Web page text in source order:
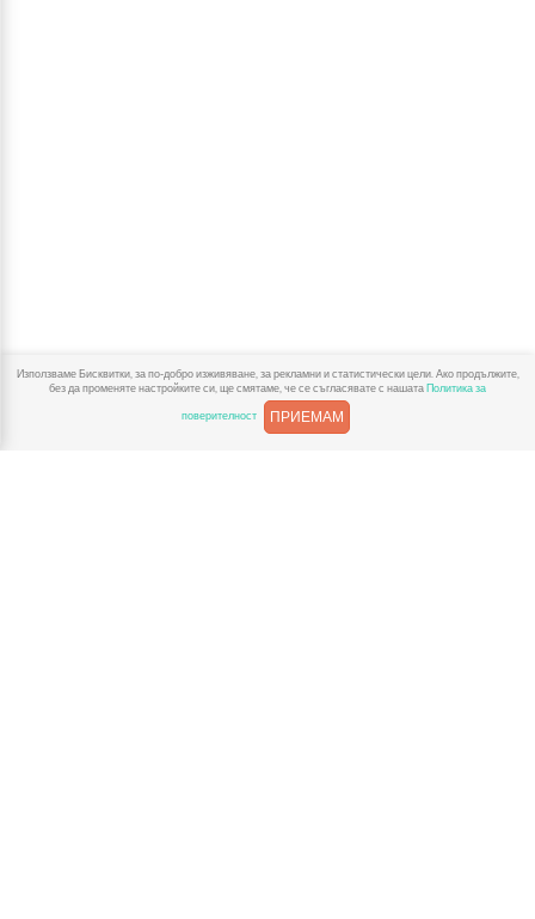
Използваме Бисквитки, за по-добро изживяване, за рекламни и статистически цели. Ако продължите,
без да променяте настройките си, ще смятаме, че се съгласявате с нашатаПолитика за
поверителност ПРИЕМАМ